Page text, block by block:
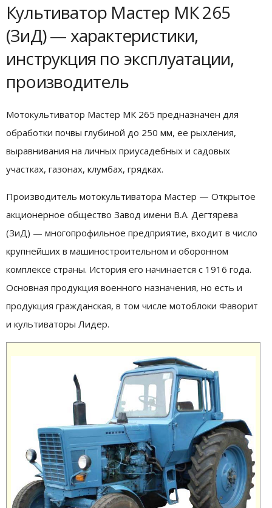
Культиватор Мастер МК 265
(ЗиД) — характеристики,
инструкция по эксплуатации,
производитель
Мотокультиватор Мастер МК 265 предназначен для
обработки почвы глубиной до 250 мм, ее рыхления,
выравнивания на личных приусадебных и садовых
участках, газонах, клумбах, грядках.
Производитель мотокультиватора Мастер — Открытое
акционерное общество Завод имени В.А. Дегтярева
(ЗиД) — многопрофильное предприятие, входит в число
крупнейших в машиностроительном и оборонном
комплексе страны. История его начинается с 1916 года.
Основная продукция военного назначения, но есть и
продукция гражданская, в том числе мотоблоки Фаворит
и культиваторы Лидер.